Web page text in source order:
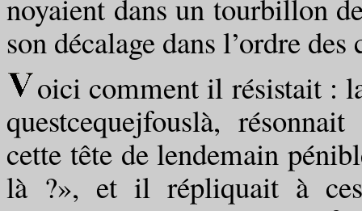
noyaient dans un tourbillon
son décalage dans l’ordre des
oici comment il résistait :
questcequejfouslà,
cette tête de lendemain
là ?», et il répliquait à